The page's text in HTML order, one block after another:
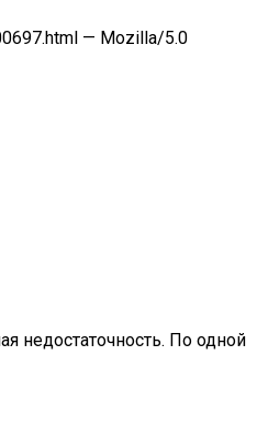
— Mozilla/5.0
недостаточность. По одной